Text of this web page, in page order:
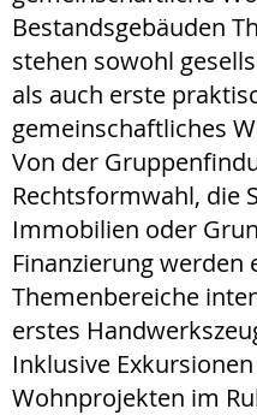
Bestandsgebäuden
stehen sowohl
als auch erste
gemeinschaftliches
Von der
Rechtsformwahl, die
Immobilien oder
Finanzierung werden
Themenbereiche
erstes
Inklusive
Wohnprojekten im